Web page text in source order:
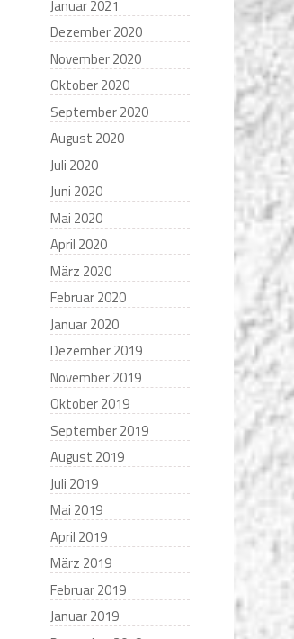
Januar 2021
Dezember 2020
November 2020
Oktober 2020
September 2020
August 2020
Juli 2020
Juni 2020
Mai 2020
April 2020
März 2020
Februar 2020
Januar 2020
Dezember 2019
November 2019
Oktober 2019
September 2019
August 2019
Juli 2019
Mai 2019
April 2019
März 2019
Februar 2019
Januar 2019